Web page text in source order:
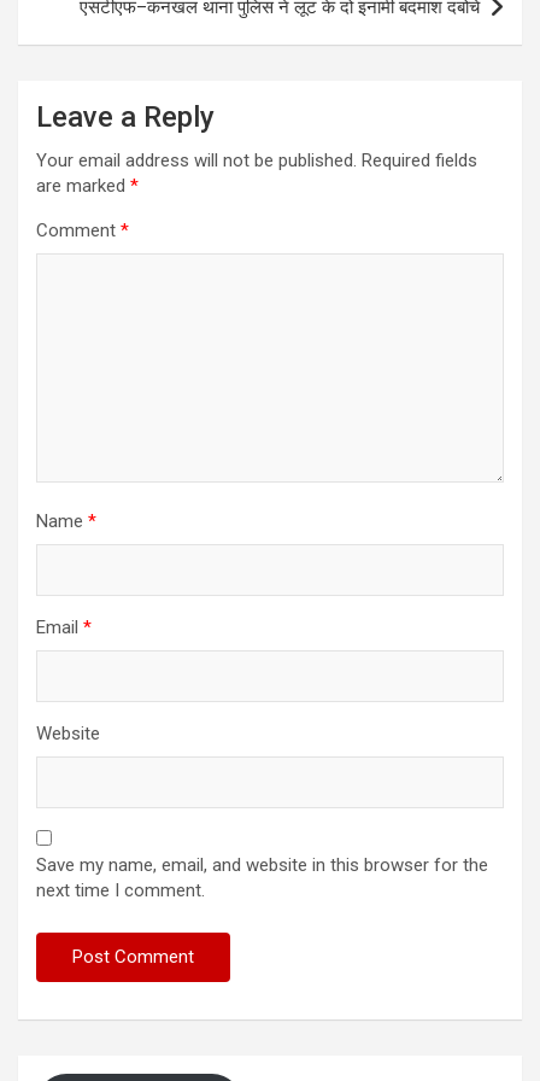
एसटीएफ–कनखल थाना पुलिस ने लूट के दो इनामी बदमाश दबोचे
Leave a Reply
Your email address will not be published. Required fields
are marked *
Comment *
Name *
Email *
Website
Save my name, email, and website in this browser for the
next time I comment.